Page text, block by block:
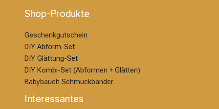
Shop-Produkte
Geschenkgutschein
DIY Abform-Set
DIY Glättung-Set
DIY Kombi-Set (Abformen + Glätten)
Babybauch Schmuckbänder
Interessantes